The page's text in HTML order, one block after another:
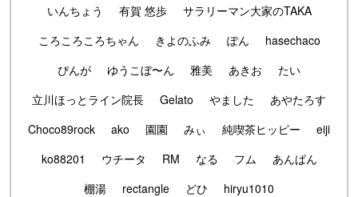
いんちょう
有賀 悠歩
サラリーマン大家のTAKA
ころころころちゃん
きよのふみ ぽん
hasechaco
ぴんが
ゆうこぼ〜ん 雅美 あきお
たい
立川ほっとライン院長
Gelato やました
あやたろす
Choco89rock
ako 園園 みぃ 純喫茶ヒッピー
eiji
ko88201
ウチータ RM なる フム
あんぱん
棚湯
rectangle どひ hiryu1010